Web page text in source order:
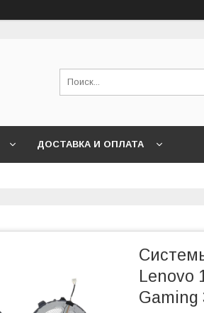
ДОСТАВКА И ОПЛАТА
Lenovo
Gaming